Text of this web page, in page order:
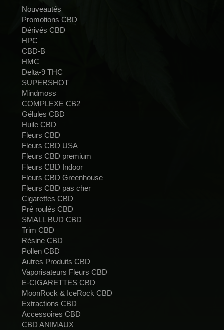
Nouveautés
Promotions CBD
Dérivés CBD
HPC
CBD-B
HMC
Delta-9 THC
SUPERSHOT
Mindmoss
COMPLEXE CB2
Gélules CBD
Huile CBD
Fleurs CBD
Fleurs CBD USA
Fleurs CBD premium
Fleurs CBD Indoor
Fleurs CBD Greenhouse
Fleurs CBD pas cher
Cigarettes CBD
Pré roulés CBD
SMALL BUD CBD
Trim CBD
Résine CBD
Pollen CBD
Autres Produits CBD
Vaporisateurs Fleurs CBD
E-CIGARETTES CBD
MoonRock & IceRock CBD
Extractions CBD
Accessoires CBD
CBD ANIMAUX